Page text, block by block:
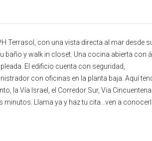
Terrasol, con una vista directa al mar desde
y walk in closet. Una cocina abierta con
El edificio cuenta con seguridad,
con oficinas en la planta baja. Aquí
la Vía Israel, el Corredor Sur, Via
Llama ya y haz tu cita…ven a